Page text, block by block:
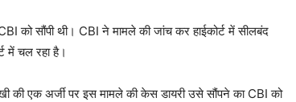
को सौंपी थी। CBI ने मामले की जांच कर हाईकोर्ट में सीलबंद
में चल रहा है।
की एक अर्जी पर इस मामले की केस डायरी उसे सौंपने का CBI को